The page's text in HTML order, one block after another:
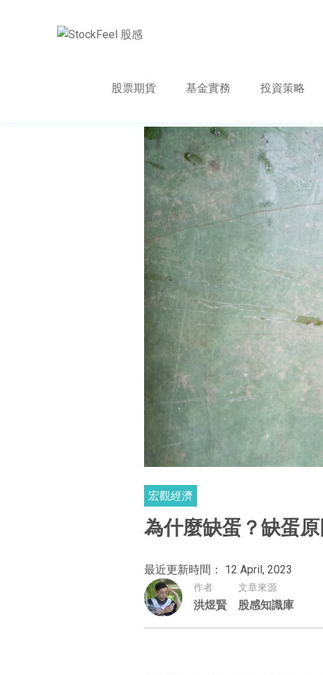
股票期貨 基金實務 投資策略
宏觀經濟
為什麼缺蛋？缺蛋
最近更新時間： 12 April, 2023
作者
洪煜賢
文章來源
股感知識庫